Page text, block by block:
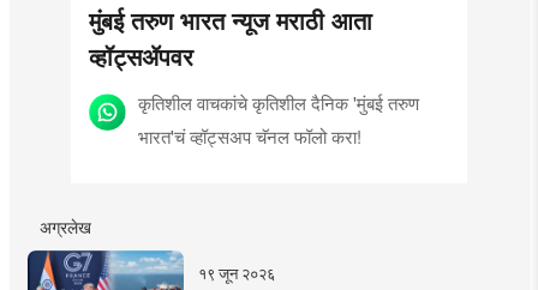
मुंबई तरुण भारत न्यूज मराठी आता
व्हॉट्सॲपवर
कृतिशील वाचकांचे कृतिशील दैनिक 'मुंबई तरुण
भारत'चं व्हॉट्सअप चॅनल फॉलो करा!
अग्रलेख
१९ जून २०२६